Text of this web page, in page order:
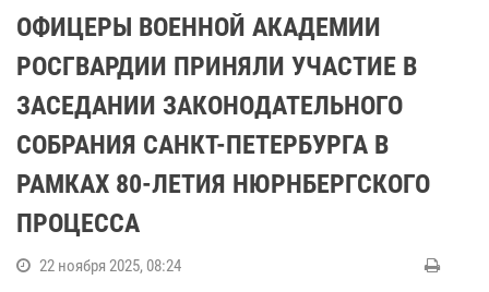
ОФИЦЕРЫ ВОЕННОЙ АКАДЕМИИ
РОСГВАРДИИ ПРИНЯЛИ УЧАСТИЕ В
ЗАСЕДАНИИ ЗАКОНОДАТЕЛЬНОГО
СОБРАНИЯ САНКТ-ПЕТЕРБУРГА В
РАМКАХ 80-ЛЕТИЯ НЮРНБЕРГСКОГО
ПРОЦЕССА
22 ноября 2025, 08:24